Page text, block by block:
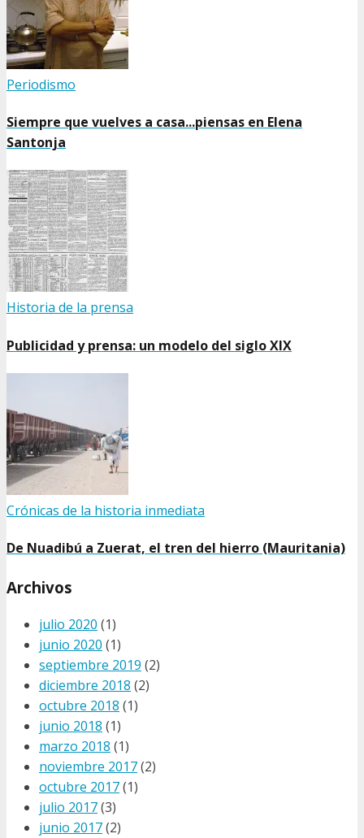
Periodismo
Siempre que vuelves a casa...piensas en Elena
Santonja
Historia de la prensa
Publicidad y prensa: un modelo del siglo XIX
Crónicas de la historia inmediata
De Nuadibú a Zuerat, el tren del hierro (Mauritania)
Archivos
julio 2020 (1)
junio 2020 (1)
septiembre 2019 (2)
diciembre 2018 (2)
octubre 2018 (1)
junio 2018 (1)
marzo 2018 (1)
noviembre 2017(2)
octubre 2017(1)
julio 2017(3)
junio 2017(2)